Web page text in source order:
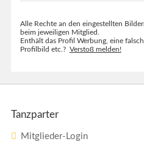
Alle Rechte an den eingestellten
beim jeweiligen Mitglied.
Enthält das Profil Werbung, eine
Profilbild etc.? Verstoß melden!
Tanzparter
Mitglieder-Login